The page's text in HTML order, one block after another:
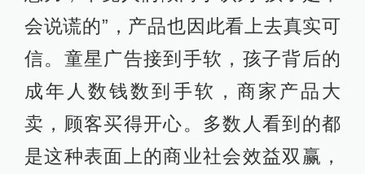
会说谎的”，产品也因此看上去真实可
信。童星广告接到手软，孩子背后的
成年人数钱数到手软，商家产品大
卖，顾客买得开心。多数人看到的都
是这种表面上的商业社会效益双赢，